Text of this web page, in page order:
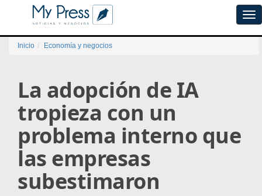
Inicio Economía y negocios
La adopción de IA
tropieza con un
problema interno que
las empresas
subestimaron